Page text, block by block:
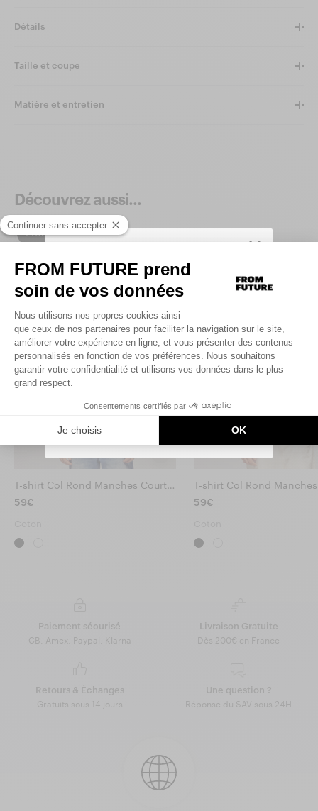
Détails
Taille et coupe
Matière et entretien
Découvrez aussi...
Produits similaires
T-shirt Col Rond Manches Courtes Cœur
59€
59€
Paiement sécurisé
CB, Amex, Paypal, Klarna
Livraison Gratuite
Dès 200€ en France
Retours & Échanges
Gratuits sous 14 jours
Une question ?
Réponse du SAV sous 24H
SIGN UP TO UNLOCK YOUR PERSONAL
CODE ANDGET 10% OFF YOUR FIRST
Saisir votre adresse e-mail